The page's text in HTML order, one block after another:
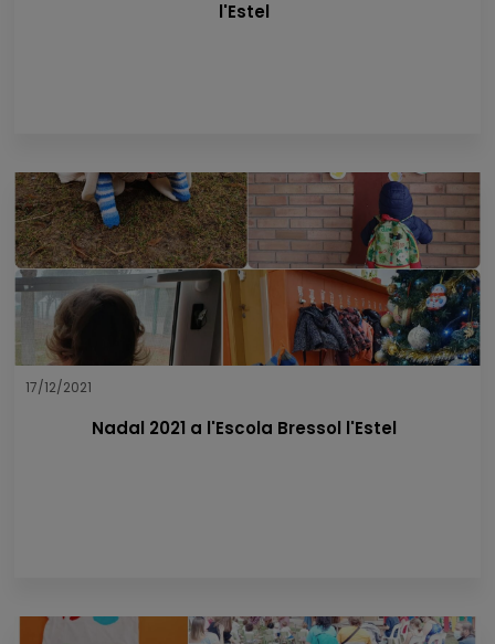
l'Estel
17/12/2021
Nadal 2021 a l'Escola Bressol l'Estel